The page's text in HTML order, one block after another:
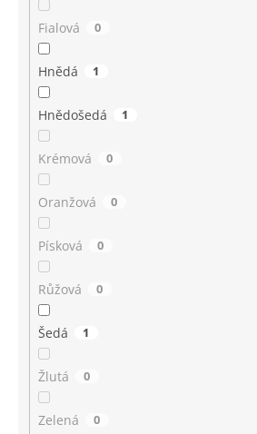
Fialová 0
Hnědá 1
Hnědošedá 1
Krémová 0
Oranžová 0
Písková 0
Růžová 0
Šedá 1
Žlutá 0
Zelená 0